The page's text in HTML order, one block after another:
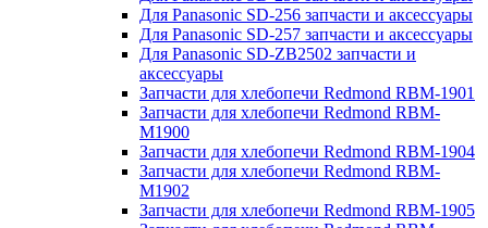
Для Panasonic SD-256 запчасти и аксессуары
Для Panasonic SD-257 запчасти и аксессуары
Для Panasonic SD-ZB2502 запчасти и
аксессуары
Запчасти для хлебопечи Redmond RBM-1901
Запчасти для хлебопечи Redmond RBM-
M1900
Запчасти для хлебопечи Redmond RBM-1904
Запчасти для хлебопечи Redmond RBM-
M1902
Запчасти для хлебопечи Redmond RBM-1905